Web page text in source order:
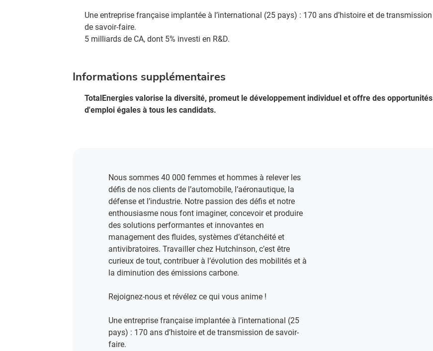
Une entreprise française implantée à l’international (25 pays) : 170 ans d’histoire et de transmission
de savoir-faire.​
5 milliards de CA, dont 5% investi en R&D​.
Informations supplémentaires
TotalEnergies valorise la diversité, promeut le développement individuel et offre des opportunités
d'emploi égales à tous les candidats.
Nous sommes 40 000 femmes et hommes à relever les
défis de nos clients de l’automobile, l’aéronautique, la
défense et l’industrie. Notre passion des défis et notre
enthousiasme nous font imaginer, concevoir et produire
des solutions performantes et innovantes en
management des fluides, systèmes d’étanchéité et
antivibratoires. Travailler chez Hutchinson, c’est être
curieux de tout, contribuer à l’évolution des mobilités et à
la diminution des émissions carbone. ​
Rejoignez-nous et révélez ce qui vous anime !​
Une entreprise française implantée à l’international (25
pays) : 170 ans d’histoire et de transmission de savoir-
faire.​